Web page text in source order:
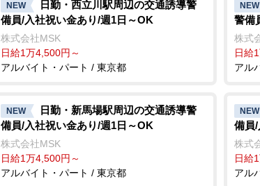
NEW
日勤・西立川駅周辺の交通誘導警
備員/入社祝い金あり/週1日～OK
株式会社MSK
日給1万4,500円～
アルバイト・パート / 東京都
NEW
警備
株式
日給
アル
NEW
日勤・新馬場駅周辺の交通誘導警
備員/入社祝い金あり/週1日～OK
株式会社MSK
日給1万4,500円～
アルバイト・パート / 東京都
NEW
備員
株式
日給
アル